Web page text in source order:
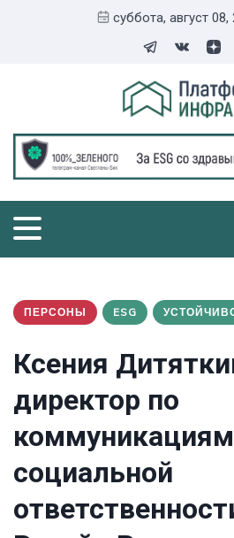
суббота, август 08,
ПЕРСОНЫ ESG
Ксения
директор по
социальной